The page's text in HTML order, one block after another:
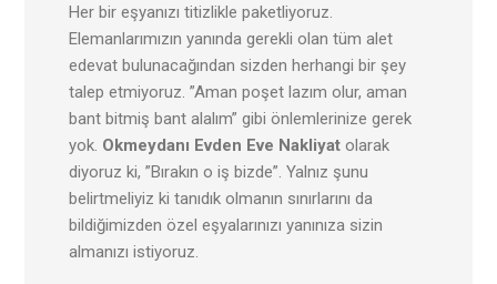
Her bir eşyanızı titizlikle paketliyoruz.
Elemanlarımızın yanında gerekli olan tüm alet
edevat bulunacağından sizden herhangi bir şey
talep etmiyoruz. ”Aman poşet lazım olur, aman
bant bitmiş bant alalım” gibi önlemlerinize gerek
yok. Okmeydanı Evden Eve Nakliyat olarak
diyoruz ki, ”Bırakın o iş bizde”. Yalnız şunu
belirtmeliyiz ki tanıdık olmanın sınırlarını da
bildiğimizden özel eşyalarınızı yanınıza sizin
almanızı istiyoruz.